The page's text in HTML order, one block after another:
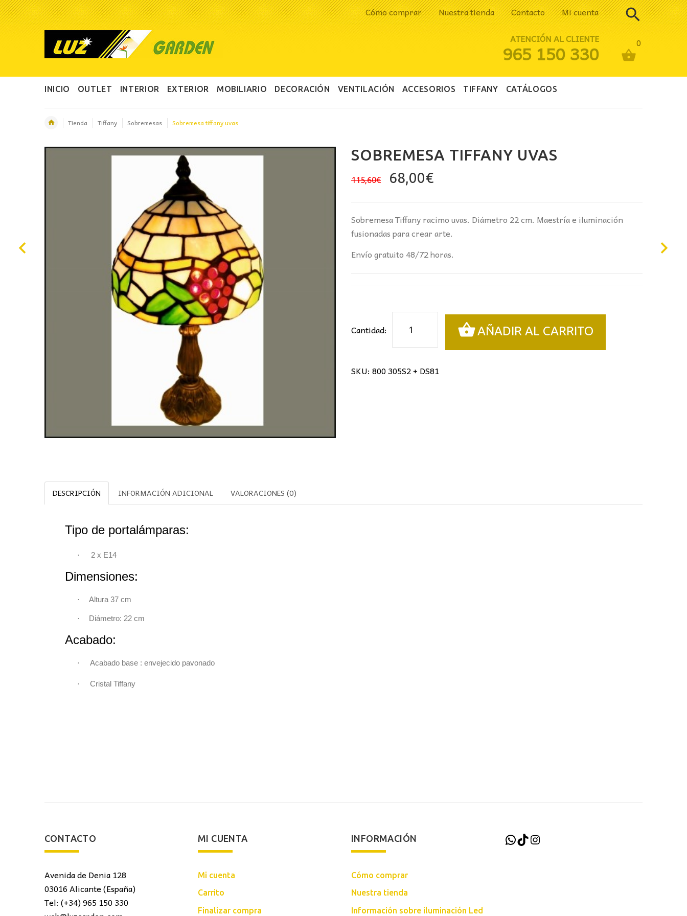
Cómo comprar Nuestra tienda Contacto Mi cuenta
0
ATENCIÓN AL CLIENTE
965 150 330
INICIO OUTLET INTERIOR EXTERIOR MOBILIARIO DECORACIÓN VENTILACIÓN ACCESORIOS TIFFANY CATÁLOGOS
Tienda Tiffany Sobremesas Sobremesa tiffany uvas
SOBREMESA TIFFANY UVAS
115,60€
El
original
era:
115,60€.
68,00€El
actual
es:
68,00€.
Sobremesa Tiffany racimo uvas. Diámetro 22 cm. Maestría e iluminación
fusionadas para crear arte.
Envío gratuito 48/72 horas.
Cantidad:
tiffany
uvas
AÑADIR AL CARRITO
SKU: 800 305S2 + DS81
DESCRIPCIÓN INFORMACIÓN ADICIONAL VALORACIONES (0)
Tipo de portalámparas:
· 2 x E14
Dimensiones:
· Altura 37 cm
· Diámetro: 22 cm
Acabado:
· Acabado base : envejecido pavonado
· Cristal Tiffany
CONTACTO
Avenida de Denia 128
03016 Alicante (España)
Tel: (+34) 965 150 330
MI CUENTA
Mi cuenta
Carrito
Finalizar compra
INFORMACIÓN
Cómo comprar
Nuestra tienda
Información sobre iluminación Led
WhatsApp
TikTokInstagram